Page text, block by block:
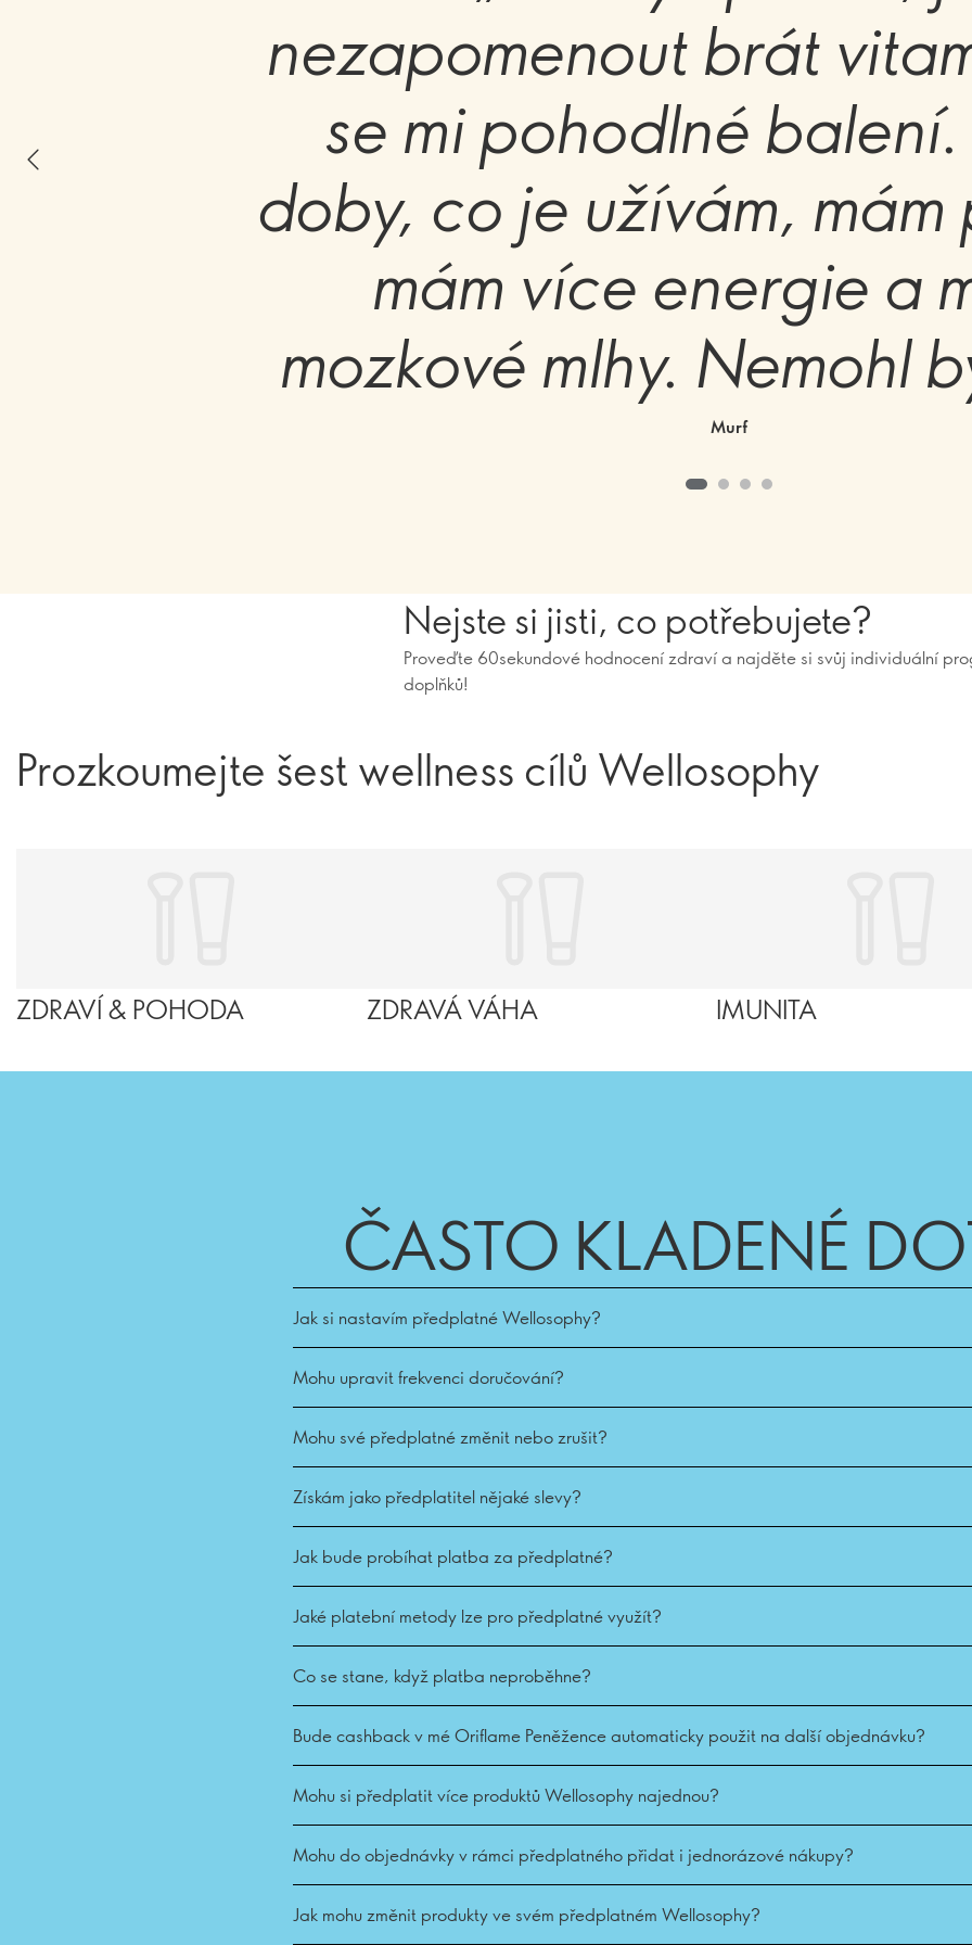
nezapomenout brát
se mi pohodlné
doby, co je užívám,
mám více energie a
mozkové mlhy. Nemohl
nich být!“”
Murf
Nejste si jisti, co potřebujete?
Proveďte 60sekundové hodnocení zdraví a najděte si svůj individuální
doplňků!
Prozkoumejte šest wellness cílů Wellosophy
ZDRAVÍ & POHODA ZDRAVÁ VÁHA IMUNITA
ČASTO KLADENÉ
Jak si nastavím předplatné Wellosophy?
Mohu upravit frekvenci doručování?
Mohu své předplatné změnit nebo zrušit?
Získám jako předplatitel nějaké slevy?
Jak bude probíhat platba za předplatné?
Jaké platební metody lze pro předplatné využít?
Co se stane, když platba neproběhne?
Bude cashback v mé Oriflame Peněžence automaticky použit na další objednávku?
Mohu si předplatit více produktů Wellosophy najednou?
Mohu do objednávky v rámci předplatného přidat i jednorázové nákupy?
Jak mohu změnit produkty ve svém předplatném Wellosophy?